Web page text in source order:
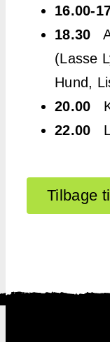
16.00-
18.30
(Lasse
Hund,
20.00
22.00
Tilbage